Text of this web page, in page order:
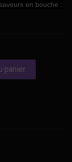
en bouche :
panier